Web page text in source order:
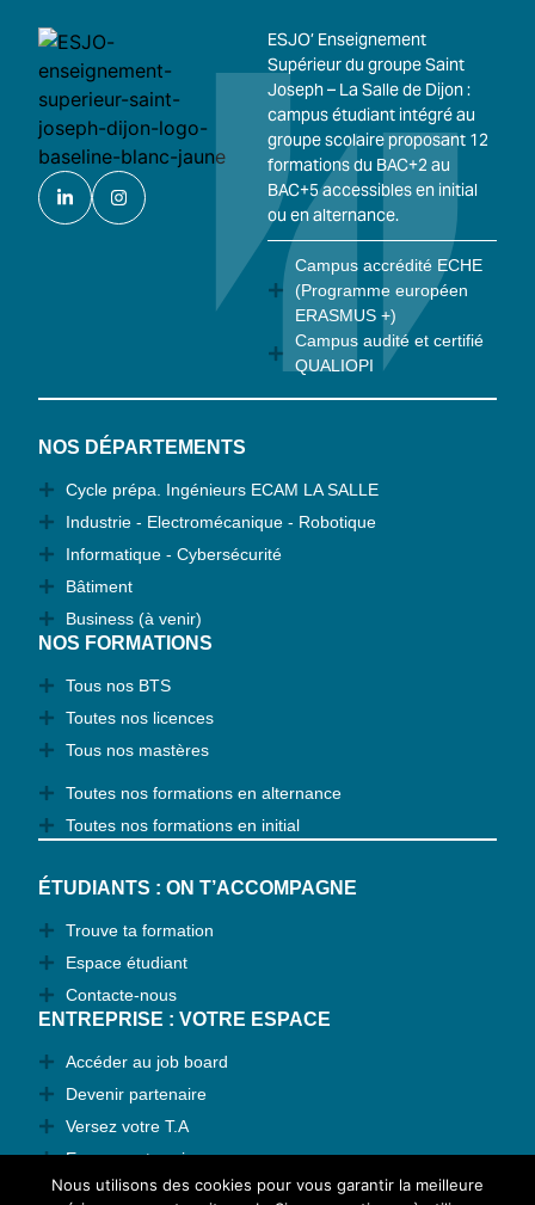
ESJO’ Enseignement
Supérieur du groupe Saint
Joseph – La Salle de Dijon :
campus étudiant intégré au
groupe scolaire proposant 12
formations du BAC+2 au
BAC+5 accessibles en initial
ou en alternance.
Campus accrédité ECHE
(Programme européen
ERASMUS +)
Campus audité et certifié
QUALIOPI
NOS DÉPARTEMENTS
Cycle prépa. Ingénieurs ECAM LA SALLE
Industrie - Electromécanique - Robotique
Informatique - Cybersécurité
Bâtiment
Business (à venir)
NOS FORMATIONS
Tous nos BTS
Toutes nos licences
Tous nos mastères
Toutes nos formations en alternance
Toutes nos formations en initial
ÉTUDIANTS : ON T’ACCOMPAGNE
Trouve ta formation
Espace étudiant
Contacte-nous
ENTREPRISE : VOTRE ESPACE
Accéder au job board
Devenir partenaire
Versez votre T.A
Espace entreprise
Contactez-nous
Nous utilisons des cookies pour vous garantir la meilleure